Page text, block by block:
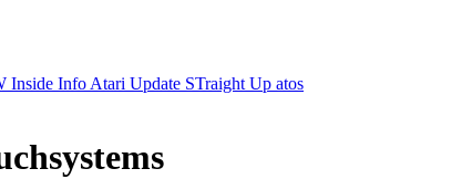
Inside Info Atari Update STraight Up atos